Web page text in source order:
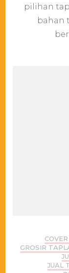
pilihan
bahan
GROSIR
JUAL